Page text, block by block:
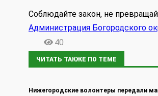
Соблюдайте закон, не
Администрация Богородского
40
ЧИТАТЬ ТАКЖЕ ПО ТЕМЕ
Нижегородские волонтеры передали